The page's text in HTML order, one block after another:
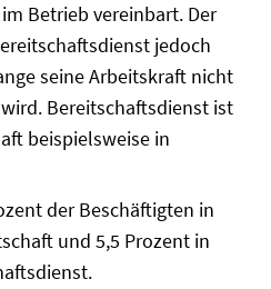
Betrieb vereinbart. Der
jedoch
seine Arbeitskraft nicht
Bereitschaftsdienst ist
beispielsweise in
der Beschäftigten in
und 5,5 Prozent in